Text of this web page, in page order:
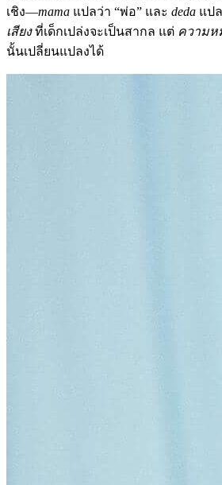
เชิง—mama แปลว่า “พ่อ” และ deda แป
เสียงที่เด็กเปล่งจะเป็นสากล แต่ ความห
นั้นเปลี่ยนแปลงได้